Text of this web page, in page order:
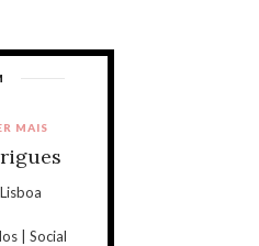
| Social
MAIS